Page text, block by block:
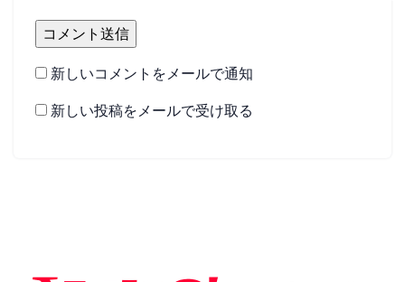
新しいコメントをメールで通知
新しい投稿をメールで受け取る